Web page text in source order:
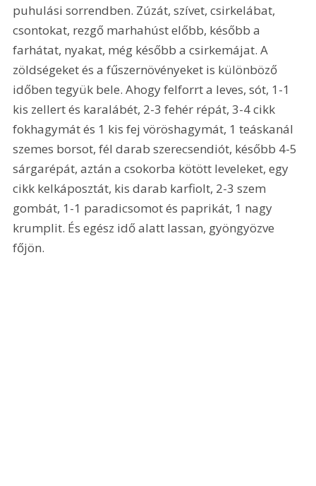
puhulási sorrendben. Zúzát, szívet, csirkelábat,
csontokat, rezgő marhahúst előbb, később a
farhátat, nyakat, még később a csirkemájat. A
zöldségeket és a fűszernövényeket is különböző
időben tegyük bele. Ahogy felforrt a leves, sót, 1-1
kis zellert és karalábét, 2-3 fehér répát, 3-4 cikk
fokhagymát és 1 kis fej vöröshagymát, 1 teáskanál
szemes borsot, fél darab szerecsendiót, később 4-5
sárgarépát, aztán a csokorba kötött leveleket, egy
cikk kelkáposztát, kis darab karfiolt, 2-3 szem
gombát, 1-1 paradicsomot és paprikát, 1 nagy
krumplit. És egész idő alatt lassan, gyöngyözve
főjön.